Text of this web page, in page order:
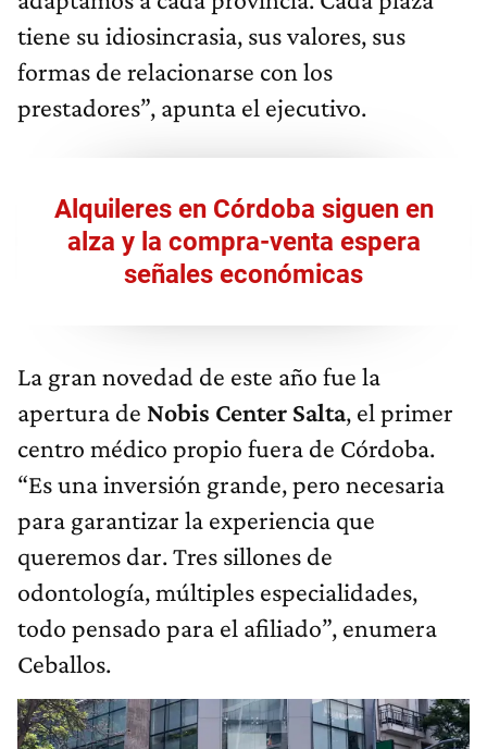
tiene su idiosincrasia, sus valores, sus
formas de relacionarse con los
prestadores”, apunta el ejecutivo.
Alquileres en Córdoba siguen en
alza y la compra-venta espera
señales económicas
La gran novedad de este año fue la
apertura de Nobis Center Salta, el primer
centro médico propio fuera de Córdoba.
“Es una inversión grande, pero necesaria
para garantizar la experiencia que
queremos dar. Tres sillones de
odontología, múltiples especialidades,
todo pensado para el afiliado”, enumera
Ceballos.